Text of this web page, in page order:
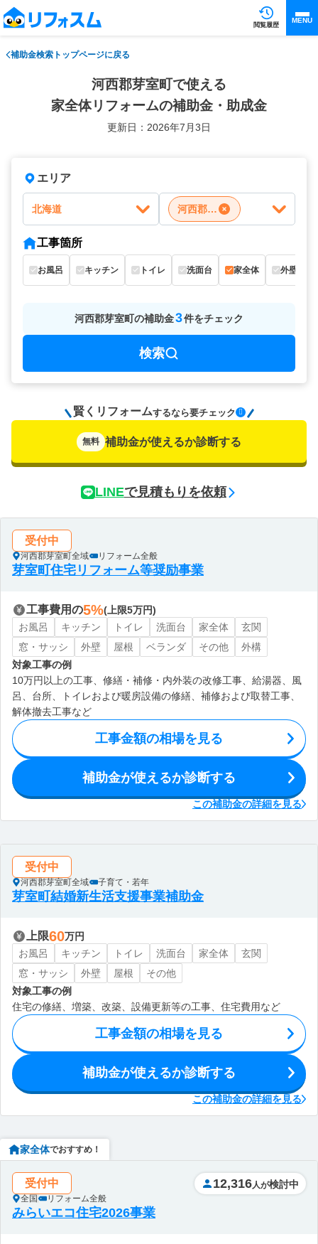
閲覧履歴
MENU
補助金検索トップページに戻る
河西郡芽室町で使える
家全体リフォームの補助金・助成金
更新日：2026年7月3日
エリア
北海道 河西郡芽室町
工事箇所
お風呂 キッチン トイレ 洗面台 家全体 外壁
河西郡芽室町の補助金3件をチェック
検索
賢くリフォームするなら要チェック
無料 補助金が使えるか診断する
LINEで見積もりを依頼
受付中
河西郡芽室町全域 リフォーム全般
芽室町住宅リフォーム等奨励事業
工事費用の5%(上限5万円)
お風呂
キッチン トイレ 洗面台 家全体
玄関
窓・サッシ
外壁 屋根 ベランダ その他
外構
対象工事の例
10万円以上の工事、修繕・補修・内外装の改修工事、給湯器、風
呂、台所、トイレおよび暖房設備の修繕、補修および取替工事、
解体撤去工事など
工事金額の相場を見る
補助金が使えるか診断する
この補助金の詳細を見る
受付中
河西郡芽室町全域 子育て・若年
芽室町結婚新生活支援事業補助金
上限60万円
お風呂
キッチン トイレ 洗面台 家全体
玄関
窓・サッシ
外壁 屋根
その他
対象工事の例
住宅の修繕、増築、改築、設備更新等の工事、住宅費用など
工事金額の相場を見る
補助金が使えるか診断する
この補助金の詳細を見る
家全体でおすすめ！
受付中
全国 リフォーム全般
12,316 人が検討中
みらいエコ住宅2026事業